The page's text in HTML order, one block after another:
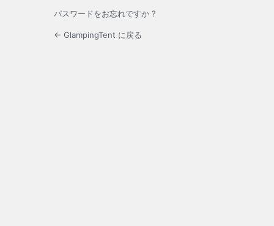
パスワードをお忘れですか ?
← GlampingTent に戻る